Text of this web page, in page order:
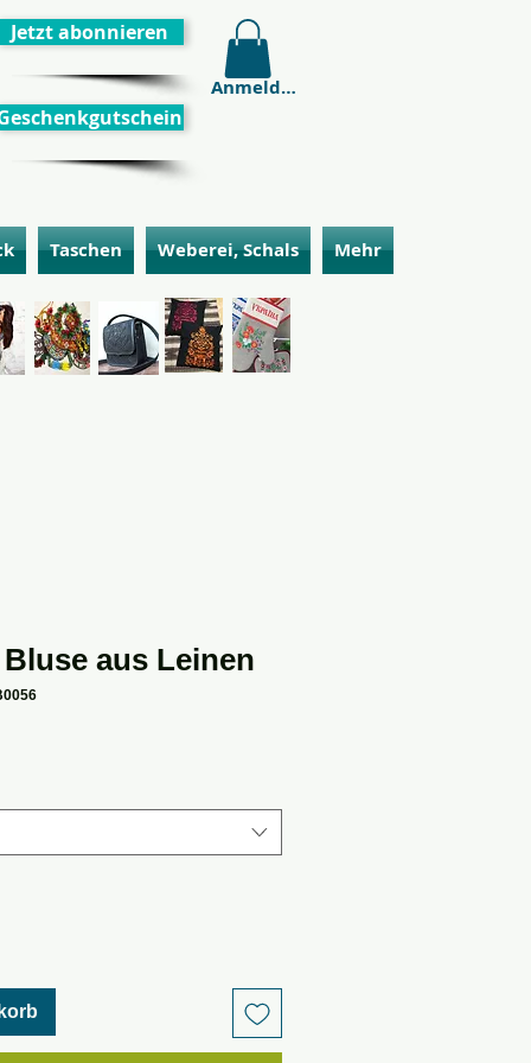
Jetzt abonnieren
Anmelden
Taschen Weberei, Schals Mehr
aus Leinen